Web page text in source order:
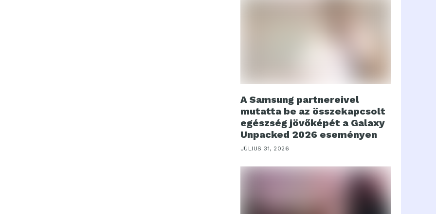
A Samsung partnereivel
mutatta be az összekapcsolt
egészség jövőképét a Galaxy
Unpacked 2026 eseményen
JÚLIUS 31, 2026